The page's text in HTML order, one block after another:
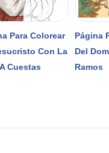
Para Colorear
Con La
Cuestas
Página
Del
Ramos